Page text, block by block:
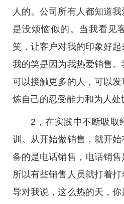
人的。公司所有人都知道
是没烦恼似的。当我看见
笑，让客户对我的印象好起
我的笑是因为我热爱销售
可以接触更多的人，可以
炼自己的忍受能力和为人处
2，在实践中不断吸取
训。从开始做销售，就开
备的是电话销售，电话销售
所以有些销售人员就打着
导对我说，这么热的天，